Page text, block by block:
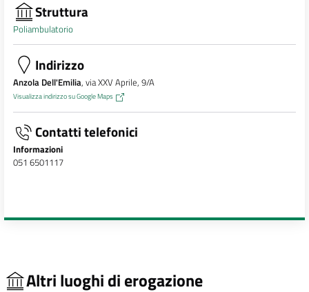
Struttura
Poliambulatorio
Indirizzo
Anzola Dell'Emilia, via XXV Aprile, 9/A
Visualizza indirizzo su Google Maps
Contatti telefonici
Informazioni
051 6501117
Altri luoghi di erogazione